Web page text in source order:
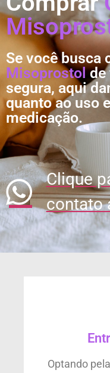
Se você busca
Misoprostolde
segura, aqui
quanto ao uso
medicação.
Clique
contato
Optando